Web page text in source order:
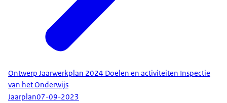
Ontwerp Jaarwerkplan 2024 Doelen en activiteiten Inspectie
van het Onderwijs
Jaarplan07-09-2023